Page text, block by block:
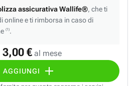
3,00 € al mese
AGGIUNGI
assicurativa Wallife®, che ti
online e ti rimborsa in caso di
(1).